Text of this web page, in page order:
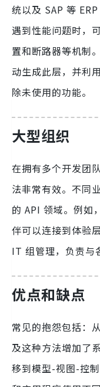
统以及 SAP 等
遇到性能问题时，
置和断路器等机制
动生成此层，并利
除未使用的功能。
大型组织
在拥有多个开发团
法非常有效。不同
的 API 领域。例如
伴可以连接到体验
IT 组管理，负责与
优点和缺点
常见的抱怨包括：
及这种方法增加了
移到模型-视图-控